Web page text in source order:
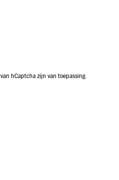
van hCaptcha zijn van toepassing.